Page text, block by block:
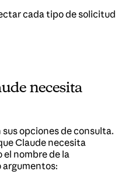
cada tipo de solicitud
necesita
sus opciones de consulta.
Claude necesita
nombre de la
argumentos: